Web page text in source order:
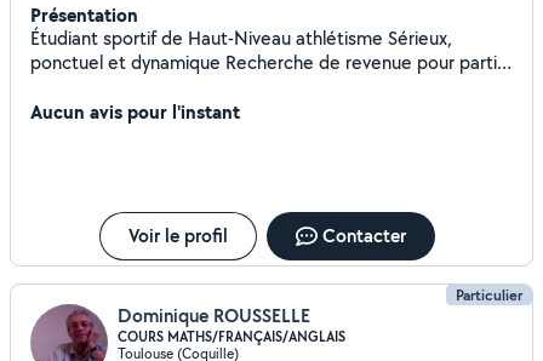
Présentation
Étudiant sportif de Haut-Niveau athlétisme Sérieux,
ponctuel et dynamique Recherche de revenue pour partir
Aucun avis pour l'instant
Voir le profil Contacter
Particulier
Dominique ROUSSELLE
COURS MATHS/FRANÇAIS/ANGLAIS
Toulouse (Coquille)